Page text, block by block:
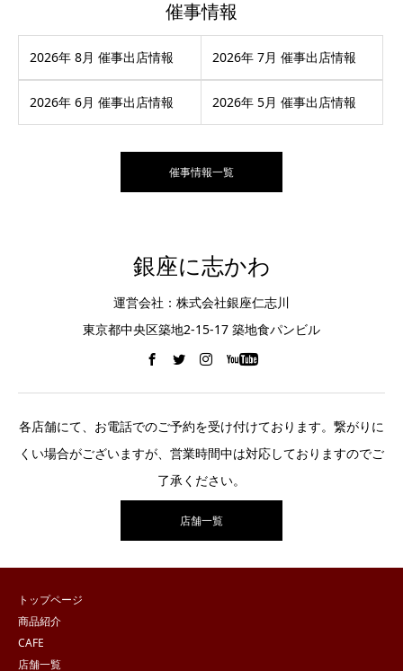
催事情報
2026年 8月 催事出店情報 2026年 7月 催事出店情報
2026年 6月 催事出店情報 2026年 5月 催事出店情報
催事情報一覧
銀座に志かわ
運営会社：株式会社銀座仁志川
東京都中央区築地2-15-17 築地食パンビル
各店舗にて、お電話でのご予約を受け付けております。繋がりに
くい場合がございますが、営業時間中は対応しておりますのでご
了承ください。
店舗一覧
トップページ
商品紹介
CAFE
店舗一覧